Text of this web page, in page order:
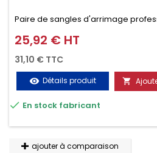
Paire de sangles d'arrimage
crochet en 2 parties (4.5M + 0.5M /
d'utilisation. Permet d'arrimer et de
vos chargements pendant le
très résistante aux UV et aux
n'absorbe pas l'eau.
Prix
25,92 € HT
31,10 € TTC
visibility Détails produit 
 En stock fabricant
ajouter à comparaison